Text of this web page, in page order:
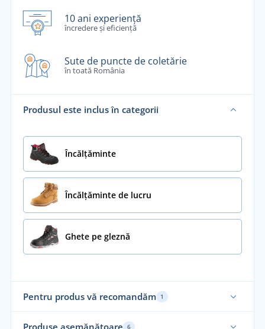
10 ani experiență
încredere și eficiență
Sute de puncte de coletărie
în toată România
Produsul este inclus în categorii
Încălţăminte
Încălțăminte de lucru
Ghete pe gleznă
Pentru produs vă recomandăm 1
6